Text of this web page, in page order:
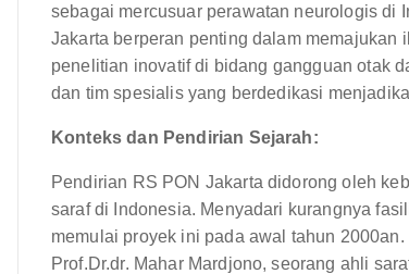
sebagai mercusuar perawatan neurologis di
Jakarta berperan penting dalam memajukan
penelitian inovatif di bidang gangguan otak
dan tim spesialis yang berdedikasi
Konteks dan Pendirian Sejarah:
Pendirian RS PON Jakarta didorong oleh
saraf di Indonesia. Menyadari kurangnya
memulai proyek ini pada awal tahun
Prof.Dr.dr. Mahar Mardjono, seorang ahli